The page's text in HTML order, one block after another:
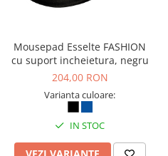
Pachete promotionale
Accesorii pentru protectia muncii
Sosete de lucru
Diverse accesorii
Articole de unica folosinta
Mousepad Esselte FASHION
cu suport incheietura, negru
204,00 RON
Varianta culoare:
IN STOC